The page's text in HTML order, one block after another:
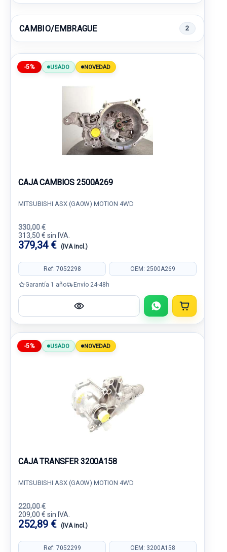
CAMBIO/EMBRAGUE 2
-5% USADO NOVEDAD
CAJA CAMBIOS 2500A269
MITSUBISHI ASX (GA0W) MOTION 4WD
330,00 €
313,50 € sin IVA.
379,34 € (IVA incl.)
Ref: 7052298 OEM: 2500A269
Garantía 1 año Envío 24-48h
-5% USADO NOVEDAD
CAJA TRANSFER 3200A158
MITSUBISHI ASX (GA0W) MOTION 4WD
220,00 €
209,00 € sin IVA.
252,89 € (IVA incl.)
Ref: 7052299 OEM: 3200A158